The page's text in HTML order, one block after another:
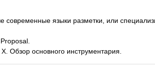
современные языки разметки, или
Обзор основного инструментария.